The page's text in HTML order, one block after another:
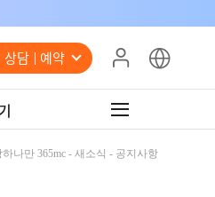
상담 예약
나만 365mc - 새소식 - 공지사항